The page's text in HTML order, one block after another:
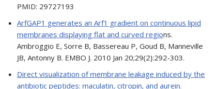
PMID: 29727193
ArfGAP1 generates an Arf1 gradient on continuous lipid
membranes displaying flat and curved regions.
Ambroggio E, Sorre B, Bassereau P, Goud B, Manneville
JB, Antonny B. EMBO J. 2010 Jan 20;29(2):292-303.
Direct visualization of membrane leakage induced by the
antibiotic peptides: maculatin, citropin, and aurein.